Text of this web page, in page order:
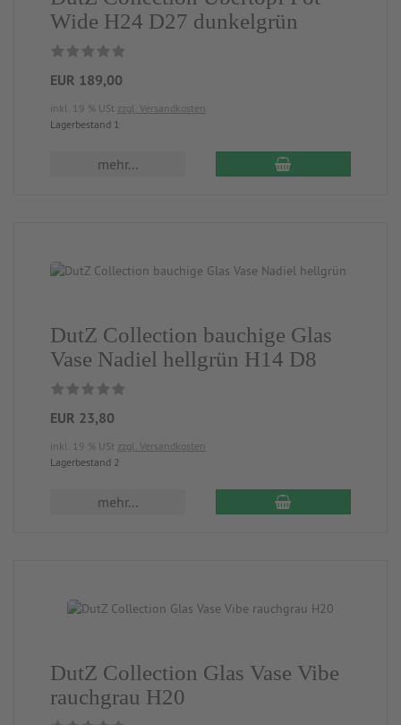
Wide H24 D27 dunkelgrün
EUR 189,00
inkl. 19 % USt zzgl. Versandkosten
Lagerbestand 1
mehr...
DutZ Collection bauchige Glas
Vase Nadiel hellgrün H14 D8
EUR 23,80
inkl. 19 % USt zzgl. Versandkosten
Lagerbestand 2
mehr...
DutZ Collection Glas Vase Vibe
rauchgrau H20